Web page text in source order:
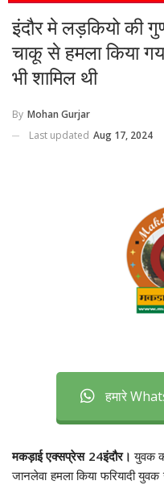
इंदौर मे लड़कियो की
चाकू से हमला किया
भी शामिल थी
By Mohan Gurjar
Last updated Aug 17, 2024
हमारे
मकड़ाई एक्सप्रेस 24इंदौर। युवक
जानलेवा हमला किया फरियादी